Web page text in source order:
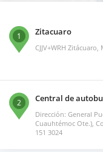
1 Zitacuaro
CJJV+WRH
2 Central de
Dirección: General
Cuauhtémoc Ote.),
151 3024